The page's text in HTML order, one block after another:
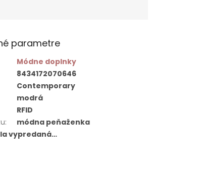
parametre
Módne doplnky
8434172070646
Contemporary
modrá
RFID
:
módna peňaženka
vypredaná…